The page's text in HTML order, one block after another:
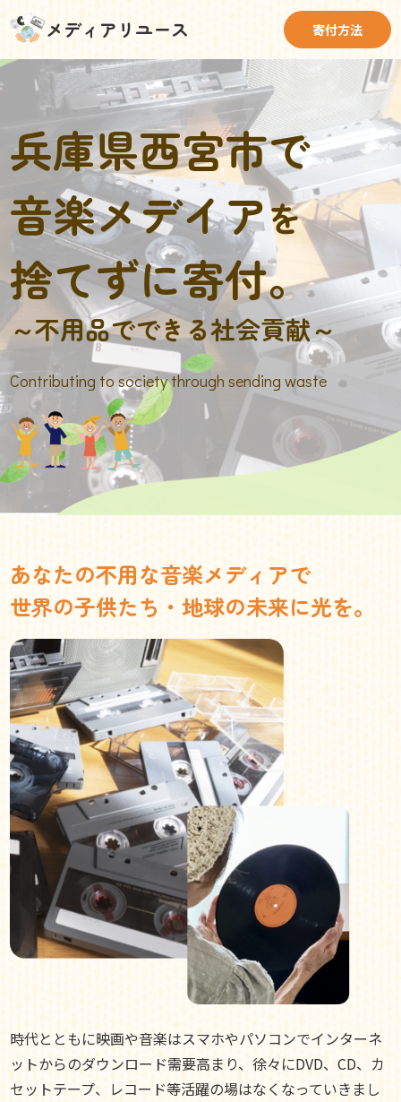
メディアリユース 寄付方法
兵庫県西宮市で
音楽メデイアを
捨てずに寄付。
～不用品でできる社会貢献～
Contributing to society through sending waste
あなたの不用な音楽メディアで
世界の子供たち・地球の未来に光を。
時代とともに映画や音楽はスマホやパソコンでインターネ
ットからのダウンロード需要高まり、徐々にDVD、CD、カ
セットテープ、レコード等活躍の場はなくなっていきまし